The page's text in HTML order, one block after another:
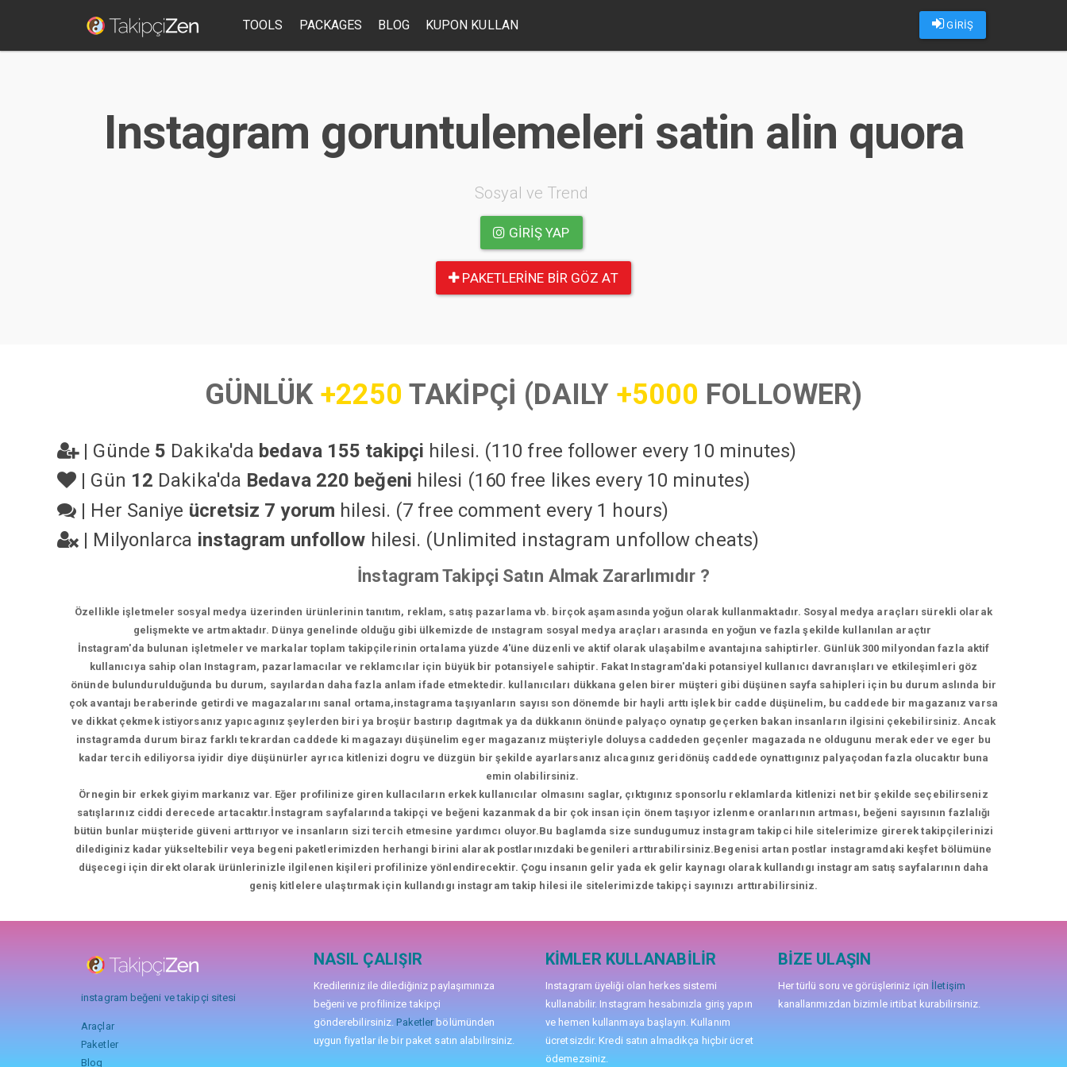
GİRİŞ
TOOLS PACKAGES BLOG KUPON KULLAN
Instagram goruntulemeleri satin alin quora
Sosyal ve Trend
GIRIŞ YAP
PAKETLERINE BIR GÖZ AT
GÜNLÜK +2250 TAKİPÇİ (DAILY +5000 FOLLOWER)
| Günde 5 Dakika'da bedava 155 takipçi hilesi. (110 free follower every 10 minutes)
| Gün 12 Dakika'da Bedava 220 beğeni hilesi (160 free likes every 10 minutes)
| Her Saniye ücretsiz 7 yorum hilesi. (7 free comment every 1 hours)
| Milyonlarca instagram unfollow hilesi. (Unlimited instagram unfollow cheats)
İnstagram Takipçi Satın Almak Zararlımıdır ?
Özellikle işletmeler sosyal medya üzerinden ürünlerinin tanıtım, reklam, satış pazarlama vb. birçok aşamasında yoğun olarak kullanmaktadır. Sosyal medya araçları sürekli olarak
gelişmekte ve artmaktadır. Dünya genelinde olduğu gibi ülkemizde de ınstagram sosyal medya araçları arasında en yoğun ve fazla şekilde kullanılan araçtır
İnstagram'da bulunan işletmeler ve markalar toplam takipçilerinin ortalama yüzde 4'üne düzenli ve aktif olarak ulaşabilme avantajına sahiptirler. Günlük 300 milyondan fazla aktif
kullanıcıya sahip olan Instagram, pazarlamacılar ve reklamcılar için büyük bir potansiyele sahiptir. Fakat Instagram'daki potansiyel kullanıcı davranışları ve etkileşimleri göz
önünde bulundurulduğunda bu durum, sayılardan daha fazla anlam ifade etmektedir. kullanıcıları dükkana gelen birer müşteri gibi düşünen sayfa sahipleri için bu durum aslında bir
çok avantajı beraberinde getirdi ve magazalarını sanal ortama,instagrama taşıyanların sayısı son dönemde bir hayli arttı işlek bir cadde düşünelim, bu caddede bir magazanız varsa
ve dikkat çekmek istiyorsanız yapıcagınız şeylerden biri ya broşür bastırıp dagıtmak ya da dükkanın önünde palyaço oynatıp geçerken bakan insanların ilgisini çekebilirsiniz. Ancak
instagramda durum biraz farklı tekrardan caddede ki magazayı düşünelim eger magazanız müşteriyle doluysa caddeden geçenler magazada ne oldugunu merak eder ve eger bu
kadar tercih ediliyorsa iyidir diye düşünürler ayrıca kitlenizi dogru ve düzgün bir şekilde ayarlarsanız alıcagınız geridönüş caddede oynattıgınız palyaçodan fazla olucaktır buna
emin olabilirsiniz.
Örnegin bir erkek giyim markanız var. Eğer profilinize giren kullacıların erkek kullanıcılar olmasını saglar, çıktıgınız sponsorlu reklamlarda kitlenizi net bir şekilde seçebilirseniz
satışlarınız ciddi derecede artacaktır.İnstagram sayfalarında takipçi ve beğeni kazanmak da bir çok insan için önem taşıyor izlenme oranlarının artması, beğeni sayısının fazlalığı
bütün bunlar müşteride güveni arttırıyor ve insanların sizi tercih etmesine yardımcı oluyor.Bu baglamda size sundugumuz instagram takipci hile sitelerimize girerek takipçilerinizi
dilediginiz kadar yükseltebilir veya begeni paketlerimizden herhangi birini alarak postlarınızdaki begenileri arttırabilirsiniz.Begenisi artan postlar instagramdaki keşfet bölümüne
düşecegi için direkt olarak ürünlerinizle ilgilenen kişileri profilinize yönlendirecektir. Çogu insanın gelir yada ek gelir kaynagı olarak kullandıgı instagram satış sayfalarının daha
geniş kitlelere ulaştırmak için kullandıgı instagram takip hilesi ile sitelerimizde takipçi sayınızı arttırabilirsiniz.
instagram beğeni ve takipçi sitesi
Araçlar
Paketler
Blog
NASIL ÇALIŞIR
Kredileriniz ile dilediğiniz paylaşımınıza
beğeni ve profilinize takipçi
gönderebilirsiniz.Paketler bölümünden
uygun fiyatlar ile bir paket satın alabilirsiniz.
KIMLER KULLANABILIR
Instagram üyeliği olan herkes sistemi
kullanabilir. Instagram hesabınızla giriş yapın
ve hemen kullanmaya başlayın. Kullanım
ücretsizdir. Kredi satın almadıkça hiçbir ücret
ödemezsiniz.
BIZE ULAŞIN
Her türlü soru ve görüşleriniz için İletişim
kanallarımızdan bizimle irtibat kurabilirsiniz.